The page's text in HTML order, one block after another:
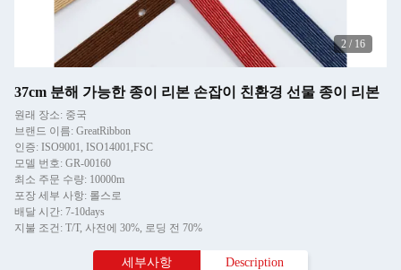
2 / 16
37cm 분해 가능한 종이 리본 손잡이 친환경 선물 종이 리본
원래 장소: 중국
브랜드 이름: GreatRibbon
인증: ISO9001, ISO14001,FSC
모델 번호: GR-00160
최소 주문 수량: 10000m
포장 세부 사항: 롤스로
배달 시간: 7-10days
지불 조건: T/T, 사전에 30%, 로딩 전 70%
세부사항 Description